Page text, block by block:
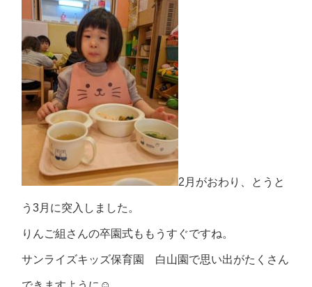
2月がおわり、とうと
う3月に突入しました。
りんご組さんの卒園式ももうすぐですね。
サンライズキッズ保育園 白山園で思い出がたくさん